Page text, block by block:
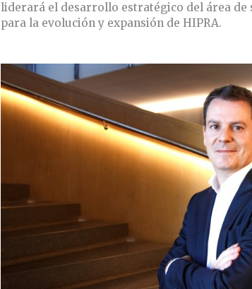
liderará el desarrollo estratégico del área de
para la evolución y expansión de HIPRA.